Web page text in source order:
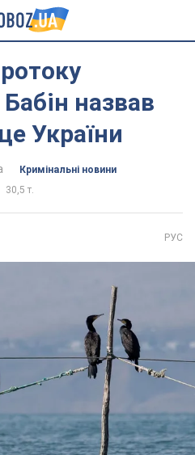
назвав
України
Кримінальні новини
30,5 т.
РУС